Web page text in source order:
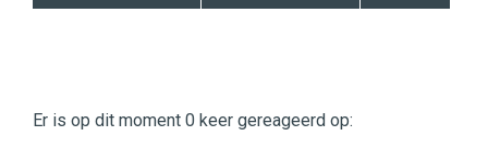
|
Digital
Er is op dit moment 0 keer gereageerd op: